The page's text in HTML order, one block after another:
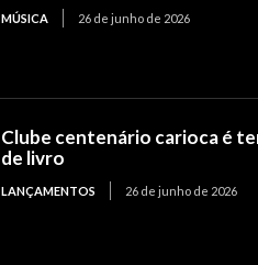
MÚSICA 26 de junho de 2026
Clube centenário carioca é
de livro
LANÇAMENTOS 26 de junho de 2026